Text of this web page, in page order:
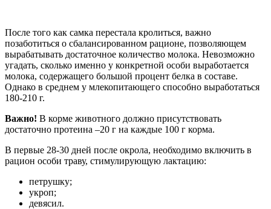
После того как самка перестала кролиться, важно
позаботиться о сбалансированном рационе, позволяющем
вырабатывать достаточное количество молока. Невозможно
угадать, сколько именно у конкретной особи выработается
молока, содержащего большой процент белка в составе.
Однако в среднем у млекопитающего способно выработаться
180-210 г.
Важно! В корме животного должно присутствовать
достаточно протеина –20 г на каждые 100 г корма.
В первые 28-30 дней после окрола, необходимо включить в
рацион особи траву, стимулирующую лактацию:
петрушку;
укроп;
девясил.